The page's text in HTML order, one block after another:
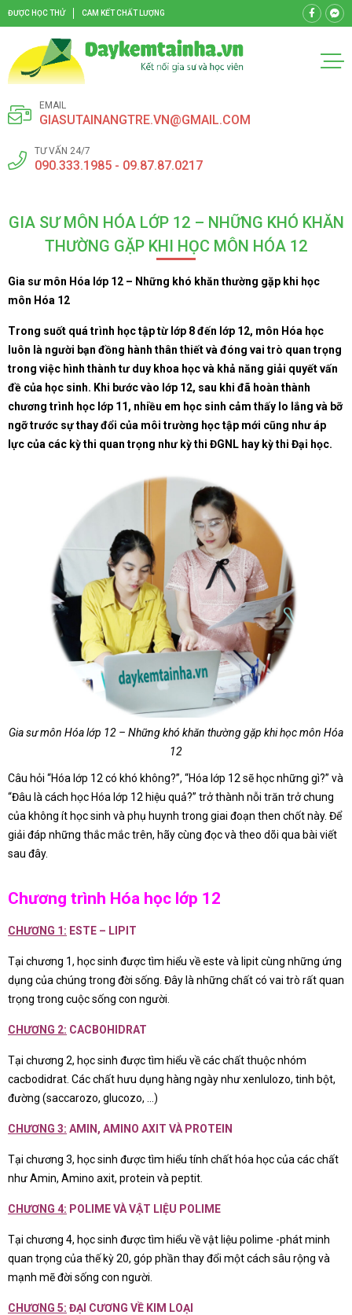
ĐƯỢC HỌC THỬ CAM KẾT CHẤT LƯỢNG
EMAIL
GIASUTAINANGTRE.VN@GMAIL.COM
TƯ VẤN 24/7
090.333.1985 - 09.87.87.0217
GIA SƯ MÔN HÓA LỚP 12 – NHỮNG KHÓ KHĂN
THƯỜNG GẶP KHI HỌC MÔN HÓA 12
Gia sư môn Hóa lớp 12 – Những khó khăn thường gặp khi học
môn Hóa 12
Trong suốt quá trình học tập từ lớp 8 đến lớp 12, môn Hóa học
luôn là người bạn đồng hành thân thiết và đóng vai trò quan trọng
trong việc hình thành tư duy khoa học và khả năng giải quyết vấn
đề của học sinh. Khi bước vào lớp 12, sau khi đã hoàn thành
chương trình học lớp 11, nhiều em học sinh cảm thấy lo lắng và bỡ
ngỡ trước sự thay đổi của môi trường học tập mới cũng như áp
lực của các kỳ thi quan trọng như kỳ thi ĐGNL hay kỳ thi Đại học.
Gia sư môn Hóa lớp 12 – Những khó khăn thường gặp khi học môn Hóa
12
Câu hỏi “Hóa lớp 12 có khó không?”, “Hóa lớp 12 sẽ học những gì?” và
“Đâu là cách học Hóa lớp 12 hiệu quả?” trở thành nỗi trăn trở chung
của không ít học sinh và phụ huynh trong giai đoạn then chốt này. Để
giải đáp những thắc mắc trên, hãy cùng đọc và theo dõi qua bài viết
sau đây.
Chương trình Hóa học lớp 12
CHƯƠNG 1: ESTE – LIPIT
Tại chương 1, học sinh được tìm hiểu về este và lipit cùng những ứng
dụng của chúng trong đời sống. Đây là những chất có vai trò rất quan
trọng trong cuộc sống con người.
CHƯƠNG 2: CACBOHIDRAT
Tại chương 2, học sinh được tìm hiểu về các chất thuộc nhóm
cacbodidrat. Các chất hưu dụng hàng ngày như xenlulozo, tinh bột,
đường (saccarozo, glucozo, …)
CHƯƠNG 3: AMIN, AMINO AXIT VÀ PROTEIN
Tại chương 3, học sinh được tìm hiểu tính chất hóa học của các chất
như Amin, Amino axit, protein và peptit.
CHƯƠNG 4: POLIME VÀ VẬT LIỆU POLIME
Tại chương 4, học sinh được tìm hiểu về vật liệu polime -phát minh
quan trọng của thế kỳ 20, góp phần thay đổi một cách sâu rộng và
mạnh mẽ đời sống con người.
CHƯƠNG 5: ĐẠI CƯƠNG VỀ KIM LOẠI